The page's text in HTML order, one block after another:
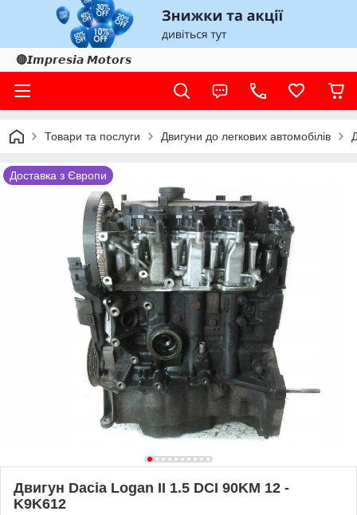
🔴𝙄𝙢𝙥𝙧𝙚𝙨𝙞𝙖 𝙈𝙤𝙩𝙤𝙧𝙨
Товари та послуги Двигуни до легкових автомобілів
Доставка з Європи
Двигун Dacia Logan II 1.5 DCI 90KM 12 -
K9K612